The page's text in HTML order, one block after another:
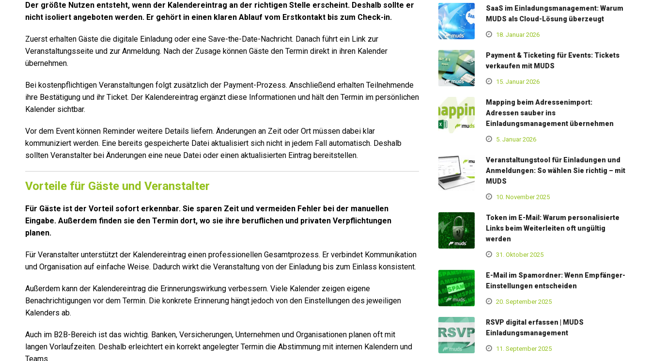
Der größte Nutzen entsteht, wenn der Kalendereintrag an der richtigen Stelle erscheint. Deshalb sollte er
nicht isoliert angeboten werden. Er gehört in einen klaren Ablauf vom Erstkontakt bis zum Check-in.
Zuerst erhalten Gäste die digitale Einladung oder eine Save-the-Date-Nachricht. Danach führt ein Link zur
Veranstaltungsseite und zur Anmeldung. Nach der Zusage können Gäste den Termin direkt in ihren Kalender
übernehmen.
Bei kostenpflichtigen Veranstaltungen folgt zusätzlich der Payment-Prozess. Anschließend erhalten Teilnehmende
ihre Bestätigung und ihr Ticket. Der Kalendereintrag ergänzt diese Informationen und hält den Termin im persönlichen
Kalender sichtbar.
Vor dem Event können Reminder weitere Details liefern. Änderungen an Zeit oder Ort müssen dabei klar
kommuniziert werden. Eine bereits gespeicherte Datei aktualisiert sich nicht in jedem Fall automatisch. Deshalb
sollten Veranstalter bei Änderungen eine neue Datei oder einen aktualisierten Eintrag bereitstellen.
Vorteile für Gäste und Veranstalter
Für Gäste ist der Vorteil sofort erkennbar. Sie sparen Zeit und vermeiden Fehler bei der manuellen
Eingabe. Außerdem finden sie den Termin dort, wo sie ihre beruflichen und privaten Verpflichtungen
planen.
Für Veranstalter unterstützt der Kalendereintrag einen professionellen Gesamtprozess. Er verbindet Kommunikation
und Organisation auf einfache Weise. Dadurch wirkt die Veranstaltung von der Einladung bis zum Einlass konsistent.
Außerdem kann der Kalendereintrag die Erinnerungswirkung verbessern. Viele Kalender zeigen eigene
Benachrichtigungen vor dem Termin. Die konkrete Erinnerung hängt jedoch von den Einstellungen des jeweiligen
Kalenders ab.
Auch im B2B-Bereich ist das wichtig. Banken, Versicherungen, Unternehmen und Organisationen planen oft mit
langen Vorlaufzeiten. Deshalb erleichtert ein korrekt angelegter Termin die Abstimmung mit internen Kalendern und
Teams.
SaaS im Einladungsmanagement: Warum
MUDS als Cloud-Lösung überzeugt
18. Januar 2026
Payment & Ticketing für Events: Tickets
verkaufen mit MUDS
15. Januar 2026
Mapping beim Adressenimport:
Adressen sauber ins
Einladungsmanagement übernehmen
5. Januar 2026
Veranstaltungstool für Einladungen und
Anmeldungen: So wählen Sie richtig – mit
MUDS
10. November 2025
Token im E-Mail: Warum personalisierte
Links beim Weiterleiten oft ungültig
werden
31. Oktober 2025
E-Mail im Spamordner: Wenn Empfänger-
Einstellungen entscheiden
20. September 2025
RSVP digital erfassen | MUDS
Einladungsmanagement
11. September 2025